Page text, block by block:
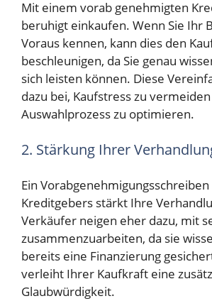
Mit einem vorab genehmigten
beruhigt einkaufen. Wenn Sie Ihr
Voraus kennen, kann dies den
beschleunigen, da Sie genau
sich leisten können. Diese
dazu bei, Kaufstress zu
Auswahlprozess zu optimieren.
2. Stärkung Ihrer
Ein
Kreditgebers stärkt Ihre
Verkäufer neigen eher dazu, mit
zusammenzuarbeiten, da sie
bereits eine Finanzierung
verleiht Ihrer Kaufkraft eine
Glaubwürdigkeit.